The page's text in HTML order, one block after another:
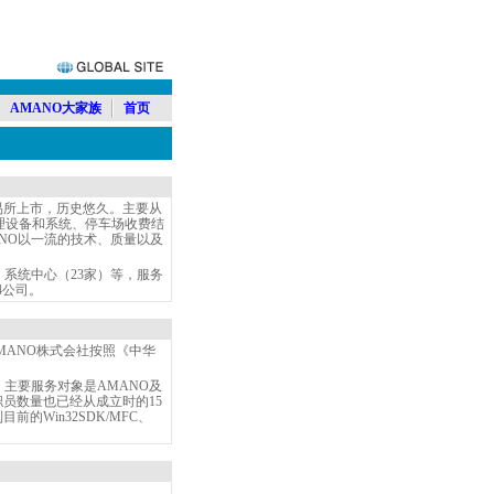
AMANO大家族 首页
上市，历史悠久。主要从
备和系统、停车场收费结
以一流的技术、质量以及
统中心（23家）等，服务
司。
株式会社按照《中华
要服务对象是AMANO及
数量也已经从成立时的15
前的Win32SDK/MFC、